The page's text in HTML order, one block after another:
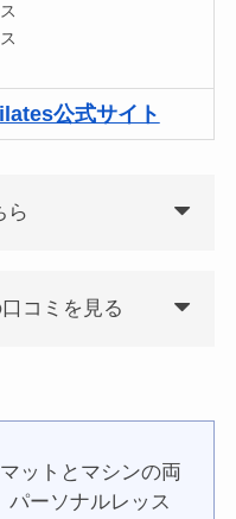
公式サイト
ら
コミを見る
ットとマシンの両
パーソナルレッス